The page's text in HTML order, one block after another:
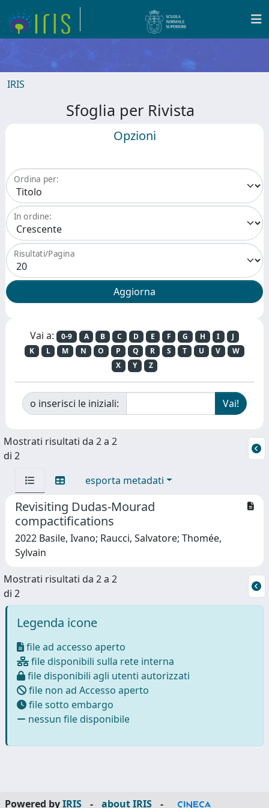
IRIS
Sfoglia per Rivista
Opzioni
Ordina per:
In ordine:
Risultati/Pagina
Vai a: 0-9 A B C D E F G H I
J
K
L M N O P Q R S T U V
W
X
Y Z
o inserisci le iniziali:
Mostrati risultati da 2 a 2
di 2
esporta metadati
Revisiting Dudas-Mourad
compactifications
2022 Basile, Ivano; Raucci, Salvatore; Thomée,
Sylvain
Mostrati risultati da 2 a 2
di 2
Legenda icone
file ad accesso aperto
file disponibili sulla rete interna
file disponibili agli utenti autorizzati
file non ad Accesso aperto
file sotto embargo
nessun file disponibile
Powered byIRIS - about IRIS -